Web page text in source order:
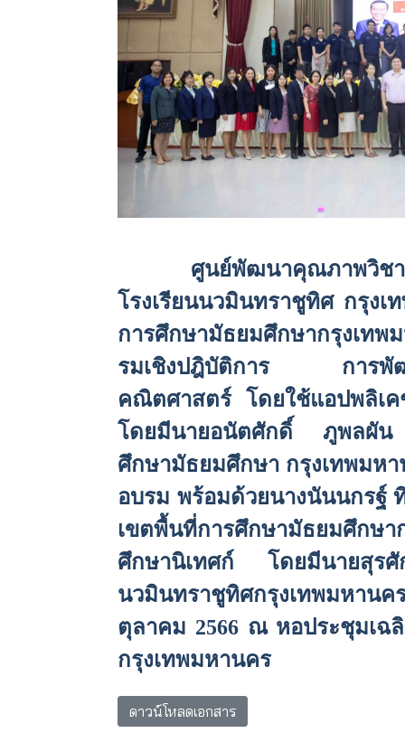
ศูนย์พัฒนาคุณภาพวิชา
โรงเรียนนวมินทราชูทิศ กรุง
การศึกษามัธยมศึกษากรุงเทพ
รมเชิงปฎิบัติการ การพัฒนา
คณิตศาสตร์ โดยใช้แอปพลิเ
โดยมีนายอนัตศักดิ์ ภูพลผัน ผู้
ศึกษามัธยมศึกษา กรุงเทพมหา
อบรม พร้อมด้วยนางนันนกรฐ์ทิ
เขตพื้นที่การศึกษามัธยมศึก
ศึกษานิเทศก์ โดยมีนายสุร
นวมินทราชูทิศกรุงเทพมหานค
ตุลาคม 2566 ณ หอประชุมเฉ
กรุงเทพมหานคร
ดาวน์โหลดเอกสาร